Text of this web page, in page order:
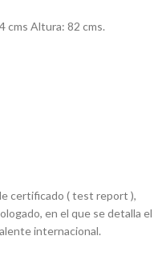
cms Altura: 82 cms.
certificado ( test report ),
en el que se detalla el
internacional.